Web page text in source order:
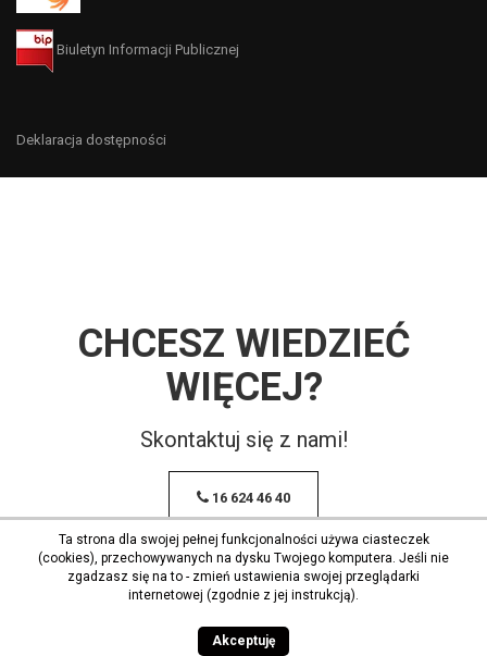
Biuletyn Informacji Publicznej
Deklaracja dostępności
CHCESZ WIEDZIEĆ
WIĘCEJ?
Skontaktuj się z nami!
16 624 46 40
Ta strona dla swojej pełnej funkcjonalności używa ciasteczek
(cookies), przechowywanych na dysku Twojego komputera. Jeśli nie
zgadzasz się na to - zmień ustawienia swojej przeglądarki
internetowej (zgodnie z jej instrukcją).
Akceptuję